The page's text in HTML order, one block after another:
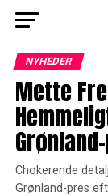
NYHEDER
Mette
Chokerende
Grønland-pres